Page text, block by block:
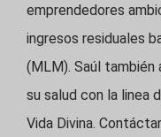
emprendedores
ingresos residuales
(MLM). Saúl también
su salud con la linea
Vida Divina.